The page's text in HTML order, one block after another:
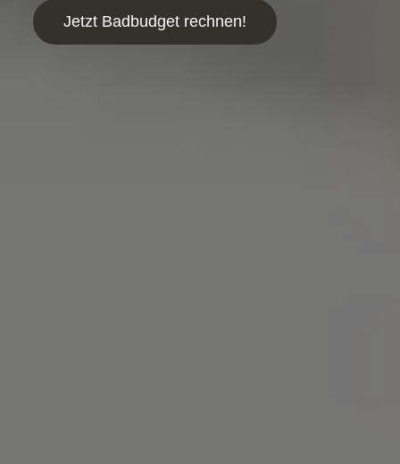
Jetzt Badbudget rechnen!